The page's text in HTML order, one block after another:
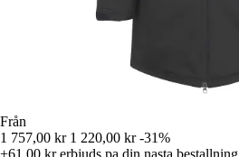
Från
1 757,00 kr 1 220,00 kr -31%